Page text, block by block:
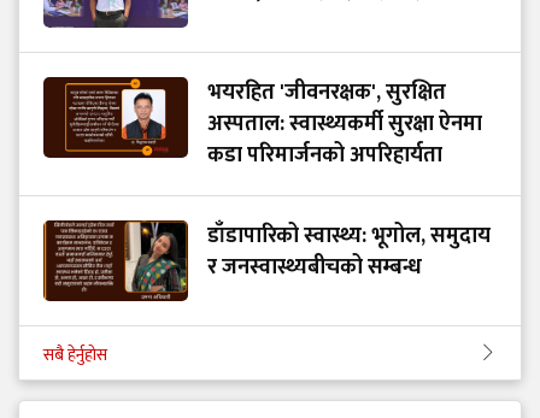
भयरहित 'जीवनरक्षक', सुरक्षित
अस्पताल: स्वास्थ्यकर्मी सुरक्षा ऐनमा
कडा परिमार्जनको अपरिहार्यता
डाँडापारिको स्वास्थ्य: भूगोल, समुदाय
र जनस्वास्थ्यबीचको सम्बन्ध
सबै हेर्नुहोस